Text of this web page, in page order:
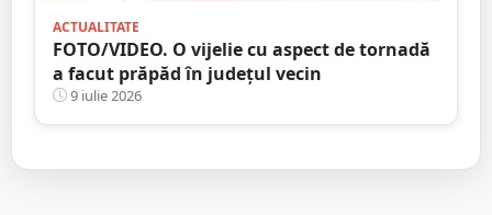
ACTUALITATE
FOTO/VIDEO. O vijelie cu aspect de tornadă
a facut prăpăd în județul vecin
9 iulie 2026